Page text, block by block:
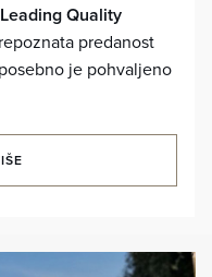
Leading Quality
predanost
je pohvaljeno